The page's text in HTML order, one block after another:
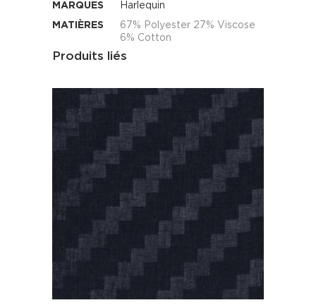
MARQUES
Harlequin
MATIÈRES
67% Polyester 27% Viscose
6% Cotton
Produits liés